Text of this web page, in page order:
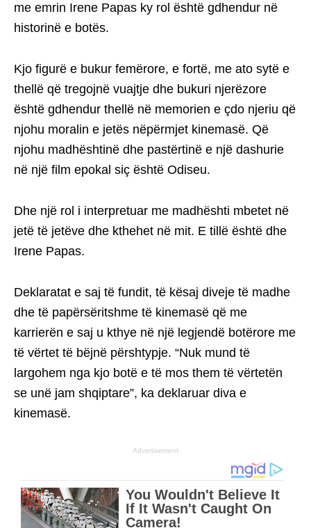
me emrin Irene Papas ky rol është gdhendur në
historinë e botës.
Kjo figurë e bukur femërore, e fortë, me ato sytë e
thellë që tregojnë vuajtje dhe bukuri njerëzore
është gdhendur thellë në memorien e çdo njeriu që
njohu moralin e jetës nëpërmjet kinemasë. Që
njohu madhështinë dhe pastërtinë e një dashurie
në një film epokal siç është Odiseu.
Dhe një rol i interpretuar me madhështi mbetet në
jetë të jetëve dhe kthehet në mit. E tillë është dhe
Irene Papas.
Deklaratat e saj të fundit, të kësaj diveje të madhe
dhe të papërsëritshme të kinemasë që me
karrierën e saj u kthye në një legjendë botërore me
të vërtet të bëjnë përshtypje. “Nuk mund të
largohem nga kjo botë e të mos them të vërtetën
se unë jam shqiptare”, ka deklaruar diva e
kinemasë.
Advertisement